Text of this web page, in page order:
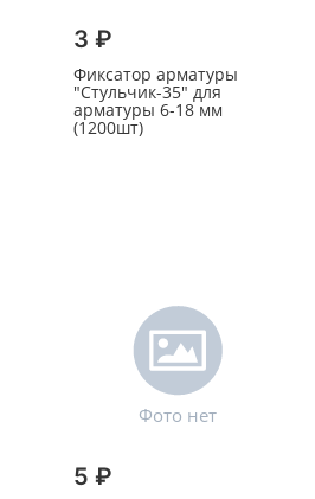
3 ₽
Фиксатор арматуры
"Стульчик-35" для
арматуры 6-18 мм
(1200шт)
5 ₽